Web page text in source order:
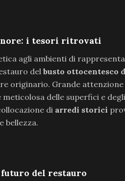
i tesori ritrovati
agli ambienti di
del busto ottocentesco
originario. Grande attenzione
meticolosa delle superfici e
di arredi storici
bellezza.
del restauro